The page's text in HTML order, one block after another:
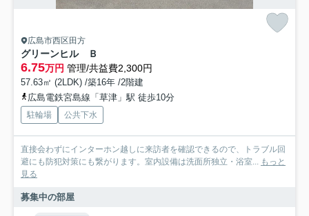
広島市西区田方
グリーンヒル Ｂ
6.75万円 管理/共益費2,300円
57.63㎡ (2LDK) /築16年 /2階建
広島電鉄宮島線「草津」駅 徒歩10分
駐輪場 公共下水
直接会わずにインターホン越しに来訪者を確認できるので、トラブル回
避にも防犯対策にも繋がります。室内設備は洗面所独立・浴室... もっと
見る
募集中の部屋